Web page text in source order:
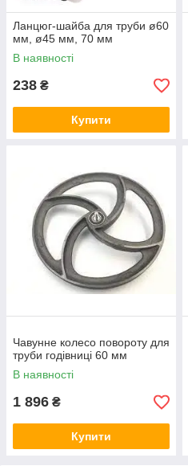
Ланцюг-шайба для труби ø60
мм, ø45 мм, 70 мм
В наявності
238 ₴
Купити
Чавунне колесо повороту для
труби годівниці 60 мм
В наявності
1 896 ₴
Купити